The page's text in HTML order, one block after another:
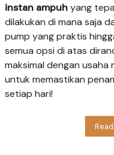
instan ampuhyang
dilakukan di mana saja
pump yang praktis
semua opsi di atas
maksimal dengan usaha
untuk memastikan
setiap hari!